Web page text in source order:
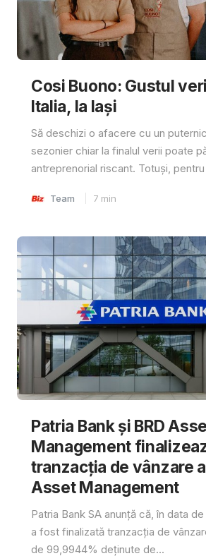
Cosi Buono: Gustul
Italia, la Iași
Să deschizi o afacere cu un
sezonier chiar la finalul verii poate
antreprenorial riscant. Totuși, pentru
Team 7 min
Patria Bank și BRD
Management
tranzacția de vânzare
Asset Management
Patria Bank SA anunță că, în data
a fost finalizată tranzacția de
de 99,9944% deținute de...